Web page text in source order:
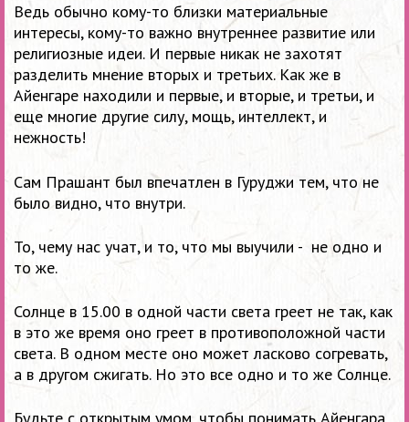
Ведь обычно кому-то близки материальные
интересы, кому-то важно внутреннее развитие или
религиозные идеи. И первые никак не захотят
разделить мнение вторых и третьих. Как же в
Айенгаре находили и первые, и вторые, и третьи, и
еще многие другие силу, мощь, интеллект, и
нежность!
Сам Прашант был впечатлен в Гуруджи тем, что не
было видно, что внутри.
То, чему нас учат, и то, что мы выучили - не одно и
то же.
Солнце в 15.00 в одной части света греет не так, как
в это же время оно греет в противоположной части
света. В одном месте оно может ласково согревать,
а в другом сжигать. Но это все одно и то же Солнце.